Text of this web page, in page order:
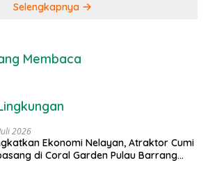
Selengkapnya
Membaca
2026
Ekonomi Nelayan, Atraktor Cumi
di Coral Garden Pulau Barrang